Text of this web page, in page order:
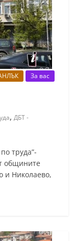
За вас
,ДБТ -
труда”-
общините
и Николаево,